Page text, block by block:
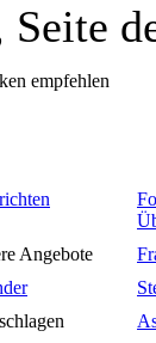
Seite
Angebote